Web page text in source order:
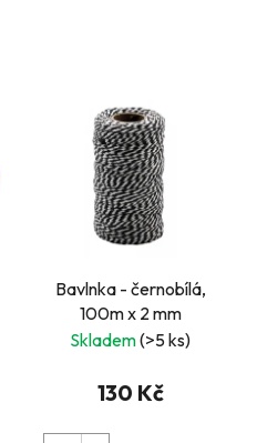
Bavlnka - černobílá,
100m x 2 mm
Skladem(>5 ks)
130 Kč